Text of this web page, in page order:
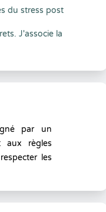
du stress post
J'associe la
par un
aux règles
les